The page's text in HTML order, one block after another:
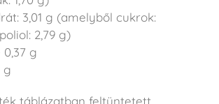
3,01 g (amelyből cukrok:
poliol: 2,79 g)
g
g
táblázatban feltüntetett